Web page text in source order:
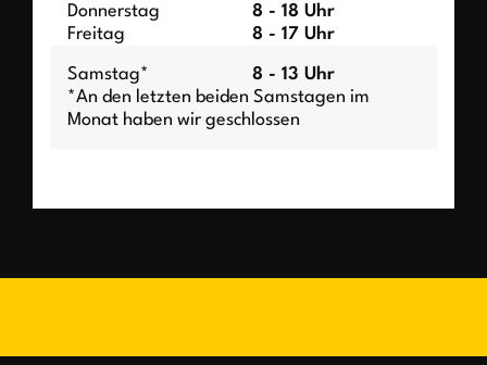
Donnerstag
8 - 18 Uhr
Freitag
8 - 17 Uhr
Samstag*
8 - 13 Uhr
*An den letzten beiden Samstagen im
Monat haben wir geschlossen